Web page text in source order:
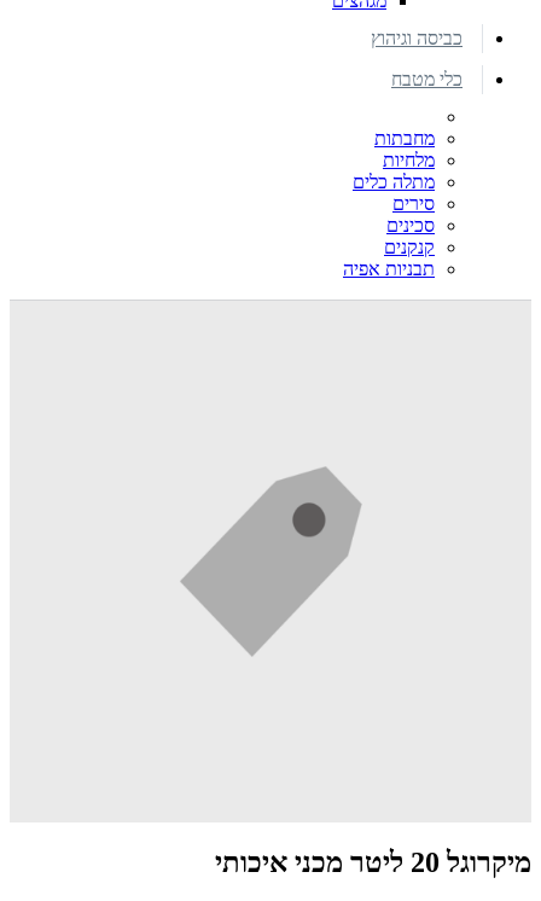
כביסה וגיהוץ
כלי מטבח
מחבתות
מלחיות
מתלה כלים
סירים
סכינים
קנקנים
תבניות אפיה
מיקרוגל 20 ליטר מכני איכותי